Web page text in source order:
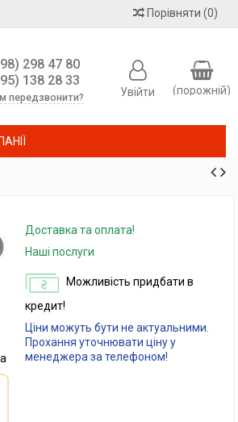
Порівняти (0)
(порожній)
298 47 80
138 28 33
передзвонити? Увійти
Доставка та оплата!
Наші послуги
Можливість придбати в
кредит!
Ціни можуть бути не актуальними.
Прохання уточнювати ціну у
менеджера за телефоном!